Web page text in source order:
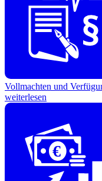
Vollmachten und
weiterlesen
€